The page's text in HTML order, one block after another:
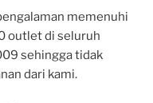
memenuhi
outlet di seluruh
sehingga tidak
dari kami.